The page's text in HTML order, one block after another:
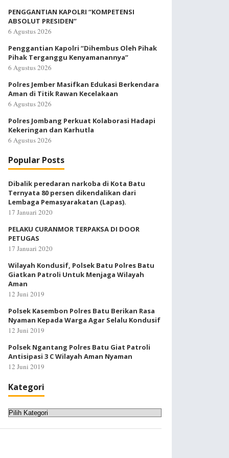
PENGGANTIAN KAPOLRI “KOMPETENSI
ABSOLUT PRESIDEN”
6 Agustus 2026
Penggantian Kapolri “Dihembus Oleh Pihak
Pihak Terganggu Kenyamanannya”
6 Agustus 2026
Polres Jember Masifkan Edukasi Berkendara
Aman di Titik Rawan Kecelakaan
6 Agustus 2026
Polres Jombang Perkuat Kolaborasi Hadapi
Kekeringan dan Karhutla
6 Agustus 2026
Popular Posts
Dibalik peredaran narkoba di Kota Batu
Ternyata 80 persen dikendalikan dari
Lembaga Pemasyarakatan (Lapas).
17 Januari 2020
PELAKU CURANMOR TERPAKSA DI DOOR
PETUGAS
17 Januari 2020
Wilayah Kondusif, Polsek Batu Polres Batu
Giatkan Patroli Untuk Menjaga Wilayah
Aman
12 Juni 2019
Polsek Kasembon Polres Batu Berikan Rasa
Nyaman Kepada Warga Agar Selalu Kondusif
12 Juni 2019
Polsek Ngantang Polres Batu Giat Patroli
Antisipasi 3 C Wilayah Aman Nyaman
12 Juni 2019
Kategori
Kategori